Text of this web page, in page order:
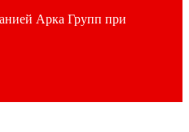
Арка Групп при